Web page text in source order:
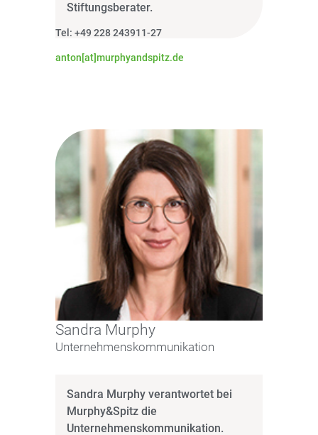
Stiftungsberater.
Tel: +49 228 243911-27
anton[at]murphyandspitz.de
Sandra Murphy
Unternehmenskommunikation
Sandra Murphy verantwortet bei
Murphy&Spitz die
Unternehmenskommunikation.